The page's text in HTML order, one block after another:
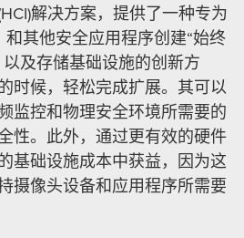
解决方案，提供了一种专为
和其他安全应用程序创建“始终
及存储基础设施的创新方
时候，轻松完成扩展。其可以
监控和物理安全环境所需要的
性。此外，通过更有效的硬件
基础设施成本中获益，因为这
摄像头设备和应用程序所需要